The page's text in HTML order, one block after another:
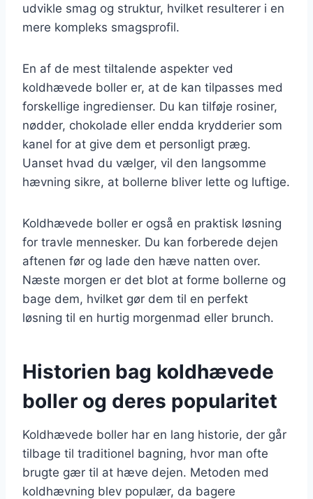
udvikle smag og struktur, hvilket resulterer i en
mere kompleks smagsprofil.
En af de mest tiltalende aspekter ved
koldhævede boller er, at de kan tilpasses med
forskellige ingredienser. Du kan tilføje rosiner,
nødder, chokolade eller endda krydderier som
kanel for at give dem et personligt præg.
Uanset hvad du vælger, vil den langsomme
hævning sikre, at bollerne bliver lette og luftige.
Koldhævede boller er også en praktisk løsning
for travle mennesker. Du kan forberede dejen
aftenen før og lade den hæve natten over.
Næste morgen er det blot at forme bollerne og
bage dem, hvilket gør dem til en perfekt
løsning til en hurtig morgenmad eller brunch.
Historien bag koldhævede
boller og deres popularitet
Koldhævede boller har en lang historie, der går
tilbage til traditionel bagning, hvor man ofte
brugte gær til at hæve dejen. Metoden med
koldhævning blev populær, da bagere